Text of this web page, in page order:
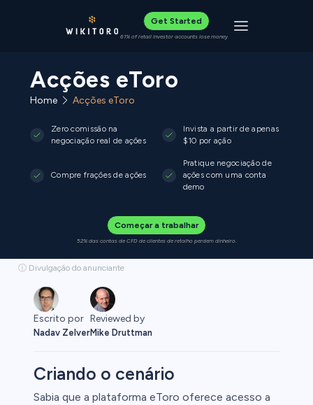
Get Started
61% of retail investor accounts lose money Toggle
Acções eToro
Home Acções eToro
Zero comissão na
negociação real de ações
Invista a partir de apenas
$10 por ação
Compre frações de ações
Pratique negociação de
ações com uma conta
demo
Começar a trabalhar
52% das contas de CFD de clientes de retalho perdem dinheiro.
ⓘ Divulgação do anunciante
Escrito por
Nadav Zelver
Reviewed by
Mike Druttman
Criando o cenário
Sabia que a plataforma eToro oferece acesso a